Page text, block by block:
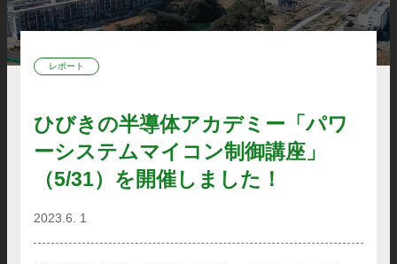
レポート
ひびきの半導体アカデミー「パワ
ーシステムマイコン制御講座」
（5/31）を開催しました！
2023.6. 1